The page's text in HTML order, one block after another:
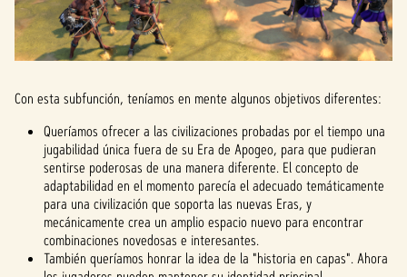
Con esta subfunción, teníamos en mente algunos objetivos diferentes:
Queríamos ofrecer a las civilizaciones probadas por el tiempo una
jugabilidad única fuera de su Era de Apogeo, para que pudieran
sentirse poderosas de una manera diferente. El concepto de
adaptabilidad en el momento parecía el adecuado temáticamente
para una civilización que soporta las nuevas Eras, y
mecánicamente crea un amplio espacio nuevo para encontrar
combinaciones novedosas e interesantes.
También queríamos honrar la idea de la "historia en capas". Ahora